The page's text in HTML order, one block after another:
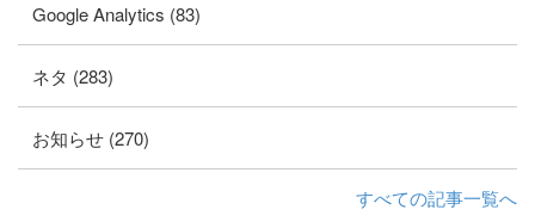
Google Analytics (83)
ネタ (283)
お知らせ (270)
すべての記事一覧へ